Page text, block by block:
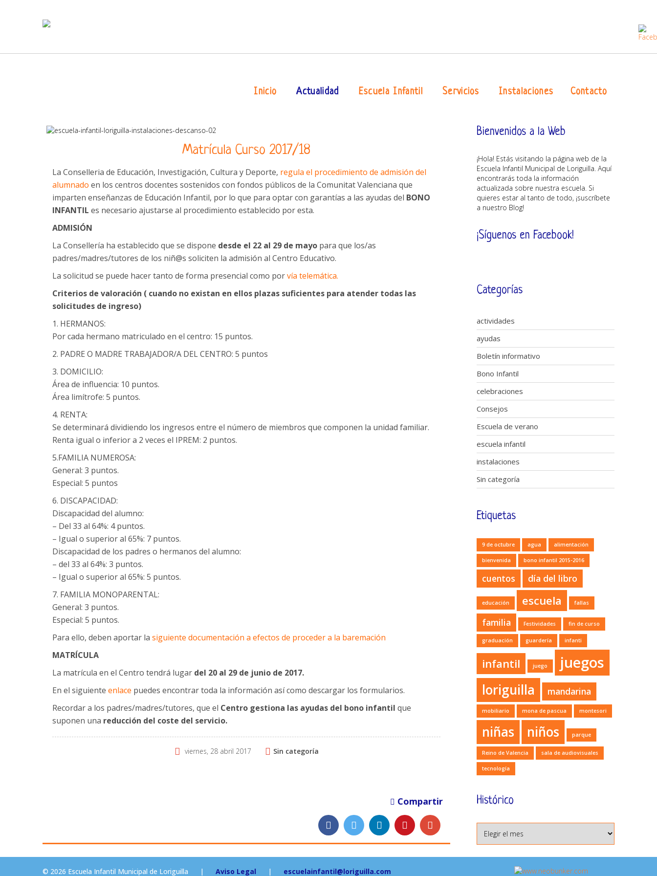
Inicio Actualidad Escuela Infantil Servicios Instalaciones Contacto
Matrícula Curso 2017/18
La Conselleria de Educación, Investigación, Cultura y Deporte, regula el procedimiento de admisión del
alumnado en los centros docentes sostenidos con fondos públicos de la Comunitat Valenciana que
imparten enseñanzas de Educación Infantil, por lo que para optar con garantías a las ayudas del BONO
INFANTIL es necesario ajustarse al procedimiento establecido por esta.
ADMISIÓN
La Consellería ha establecido que se dispone desde el 22 al 29 de mayo para que los/as
padres/madres/tutores de los niñ@s soliciten la admisión al Centro Educativo.
La solicitud se puede hacer tanto de forma presencial como porvía telemática.
Criterios de valoración ( cuando no existan en ellos plazas suficientes para atender todas las
solicitudes de ingreso)
1. HERMANOS:
Por cada hermano matriculado en el centro: 15 puntos.
2. PADRE O MADRE TRABAJADOR/A DEL CENTRO: 5 puntos
3. DOMICILIO:
Área de influencia: 10 puntos.
Área limítrofe: 5 puntos.
4. RENTA:
Se determinará dividiendo los ingresos entre el número de miembros que componen la unidad familiar.
Renta igual o inferior a 2 veces el IPREM: 2 puntos.
5.FAMILIA NUMEROSA:
General: 3 puntos.
Especial: 5 puntos
6. DISCAPACIDAD:
Discapacidad del alumno:
– Del 33 al 64%: 4 puntos.
– Igual o superior al 65%: 7 puntos.
Discapacidad de los padres o hermanos del alumno:
– del 33 al 64%: 3 puntos.
– Igual o superior al 65%: 5 puntos.
7. FAMILIA MONOPARENTAL:
General: 3 puntos.
Especial: 5 puntos.
Para ello, deben aportar la siguiente documentación a efectos de proceder a la baremación
MATRÍCULA
La matrícula en el Centro tendrá lugar del 20 al 29 de junio de 2017.
En el siguiente enlace puedes encontrar toda la información así como descargar los formularios.
Recordar a los padres/madres/tutores, que el Centro gestiona las ayudas del bono infantil que
suponen una reducción del coste del servicio.
viernes, 28 abril 2017 Sin categoría
Compartir
Bienvenidos a la Web
¡Hola! Estás visitando la página web de la
Escuela Infantil Municipal de Loriguilla. Aquí
encontrarás toda la información
actualizada sobre nuestra escuela. Si
quieres estar al tanto de todo, ¡suscríbete
a nuestro Blog!
¡Síguenos en Facebook!
Categorías
actividades
ayudas
Boletín informativo
Bono Infantil
celebraciones
Consejos
Escuela de verano
escuela infantil
instalaciones
Sin categoría
Etiquetas
9 de octubre agua alimentación
bienvenida bono infantil 2015-2016
cuentos día del libro
educación escuela fallas
familia Festividades fin de curso
graduación guardería infanti
infantil juego juegos
loriguilla mandarina
mobiliario mona de pascua montesori
niñas niños parque
Reino de Valencia sala de audiovisuales
tecnología
Histórico
© 2026 Escuela Infantil Municipal de Loriguilla | Aviso Legal | escuelainfantil@loriguilla.com